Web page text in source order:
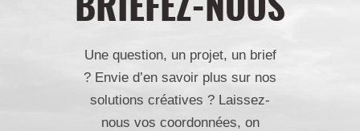
BRIEFEZ-NOUS
Une question, un projet, un brief
? Envie d’en savoir plus sur nos
solutions créatives ? Laissez-
nous vos coordonnées, on